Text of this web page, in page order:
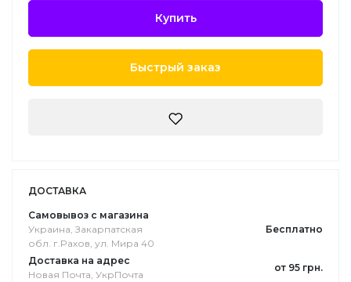
Купить
Быстрый заказ
ДОСТАВКА
Самовывоз с магазина
Украина, Закарпатская
обл. г.Pахов, ул. Мира 40
Бесплатно
Доставка на адрес
Новая Почта, УкрПочта
от 95 грн.